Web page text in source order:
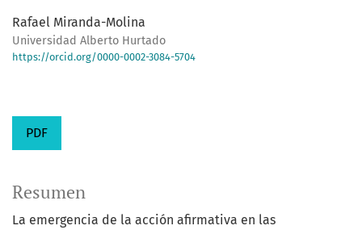
Rafael Miranda-Molina
Universidad Alberto Hurtado
https://orcid.org/0000-0002-3084-5704
PDF
Resumen
La emergencia de la acción afirmativa en las